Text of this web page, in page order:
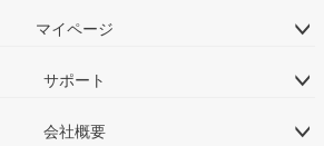
マイページ
サポート
会社概要